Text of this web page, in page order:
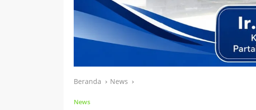
Beranda News
News